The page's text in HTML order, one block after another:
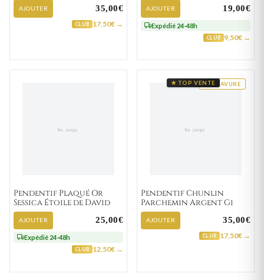
AJOUTER 35,00€
CLUB 17,50€ →
AJOUTER 19,00€
Expédié 24-48h
CLUB 9,50€ →
Pendentif Plaqué Or
Sessica Étoile de David
AJOUTER 25,00€
Expédié 24-48h
CLUB 12,50€ →
GRAVURE
★ TOP VENTE
Pendentif Chunlin
Parchemin Argent Gi
AJOUTER 35,00€
CLUB 17,50€ →